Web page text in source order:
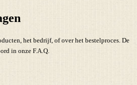
het bedrijf, of over het bestelproces. De
in onze F.A.Q.